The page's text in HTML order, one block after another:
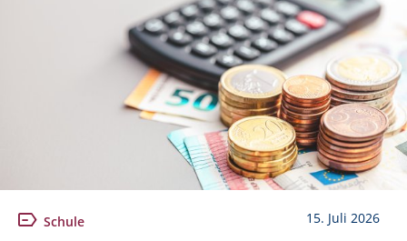
Schule 15. Juli 2026